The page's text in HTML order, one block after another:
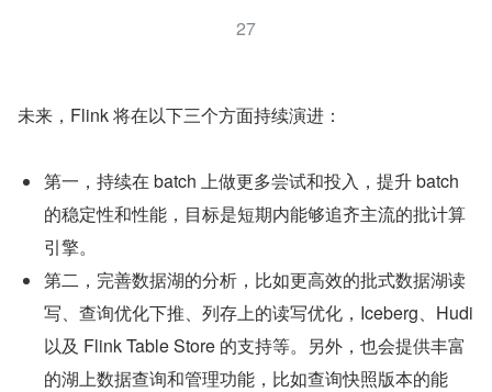
27
未来，Flink 将在以下三个方面持续演进：
第一，持续在 batch 上做更多尝试和投入，提升 batch
的稳定性和性能，目标是短期内能够追齐主流的批计算
引擎。
第二，完善数据湖的分析，比如更高效的批式数据湖读
写、查询优化下推、列存上的读写优化，Iceberg、Hudi
以及 Flink Table Store 的支持等。另外，也会提供丰富
的湖上数据查询和管理功能，比如查询快照版本的能